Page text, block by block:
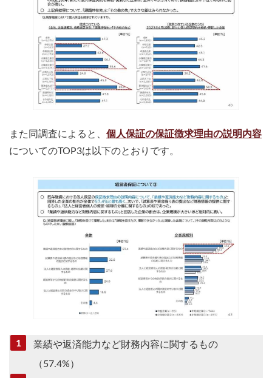
また同調査によると、 個人保証の保証徴求理由の説明内容
についてのTOP3は以下のとおりです。
業績や返済能力など財務内容に関するもの
（57.4%）